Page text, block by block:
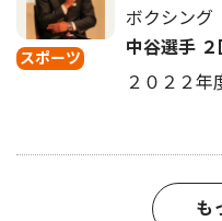
スポーツ
ボクシング
中谷選手
２０２２年
も